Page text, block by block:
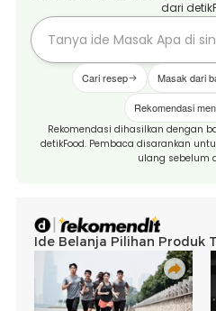
dari
Cari resep Masak dari
Rekomendasi
Rekomendasi dihasilkan dengan
detikFood. Pembaca disarankan
ulang sebelum